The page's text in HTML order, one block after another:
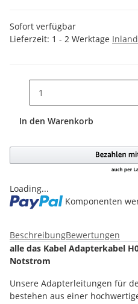
Sofort verfügbar
Lieferzeit: 1 - 2 Werktage Inland
In den Warenkorb
Loading...
Komponenten
BeschreibungBewertungen
alle das Kabel Adapterkabel
Notstrom
Unsere Adapterleitungen für
bestehen aus einer